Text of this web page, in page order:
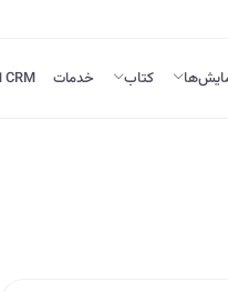
کتاب خدمات CRM املاک